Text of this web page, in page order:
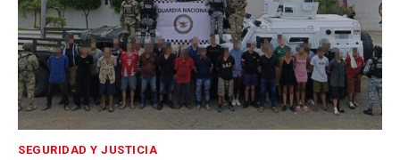
SEGURIDAD Y JUSTICIA